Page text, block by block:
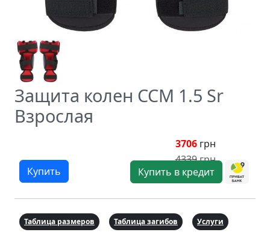
Защита колен ССМ 1.5 Sr
Взрослая
3706 грн
4339грн
Купить
Купить в кредит
Таблица размеров Таблица загибов Услуги